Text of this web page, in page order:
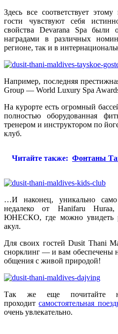
Здесь все соответствует
гости чувствуют себя
свойства Devarana Spa были
наградами в различных
регионе, так и в
Например, последняя
Group — World Luxury Spa
На курорте есть огромный
полностью оборудованная
тренером и инструктором по
клуб.
Читайте также: Фонтаны
…И наконец, уникально
недалеко от Hanifaru Huraa,
ЮНЕСКО, где можно увидеть
акул.
Для своих гостей Dusit Thani
снорклинг — и вам обеспечены
общения с живой природой!
Так же еще почитайте
проходитсамостоятельная
очень увлекательно.